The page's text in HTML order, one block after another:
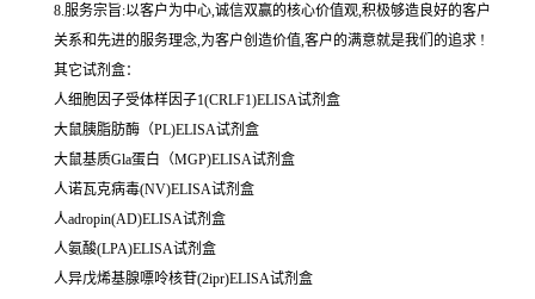
8.服务宗旨:以客户为中心,诚信双赢的核心价值观,积极够造良好的客户
关系和先进的服务理念,为客户创造价值,客户的满意就是我们的追求 !
其它试剂盒：
人细胞因子受体样因子1(CRLF1)ELISA试剂盒
大鼠胰脂肪酶（PL)ELISA试剂盒
大鼠基质Gla蛋白（MGP)ELISA试剂盒
人诺瓦克病毒(NV)ELISA试剂盒
人adropin(AD)ELISA试剂盒
人氨酸(LPA)ELISA试剂盒
人异戊烯基腺嘌呤核苷(2ipr)ELISA试剂盒